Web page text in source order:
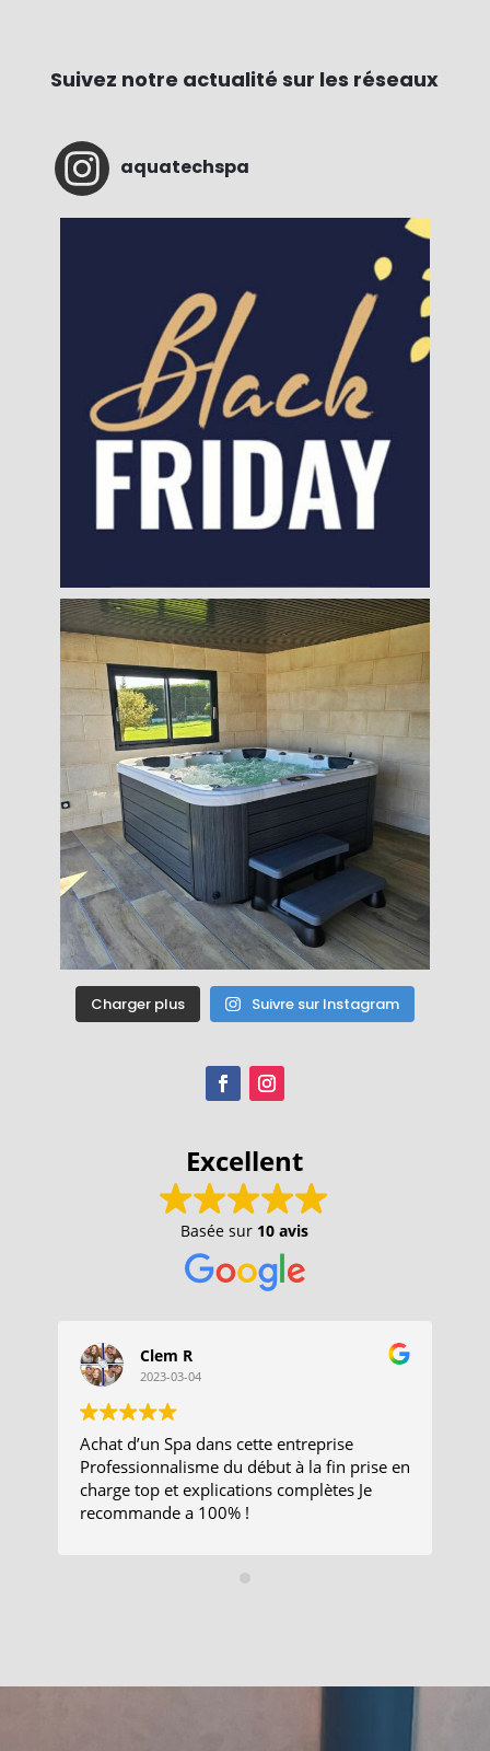
Suivez notre actualité sur les réseaux
aquatechspa
Charger plus Suivre sur Instagram
Excellent
Basée sur 10 avis
Clem R
2023-03-04
Achat d’un Spa dans cette entreprise
Professionnalisme du début à la fin prise en
charge top et explications complètes Je
recommande a 100% !